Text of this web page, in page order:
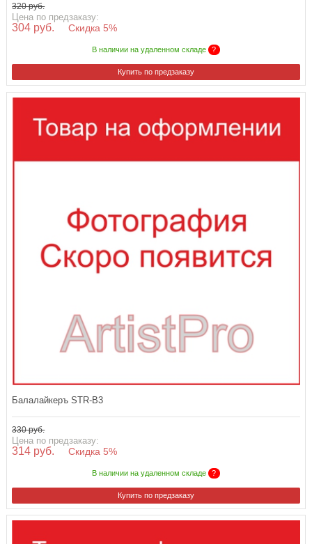
320 руб.
Цена по предзаказу:
304 руб. Скидка 5%
В наличии на удаленном складе ?
Купить по предзаказу
Балалайкеръ STR-B3
330 руб.
Цена по предзаказу:
314 руб. Скидка 5%
В наличии на удаленном складе ?
Купить по предзаказу